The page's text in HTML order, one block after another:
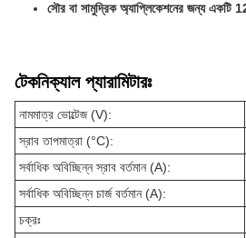
সৌর বা সামুদ্রিক অ্যাপ্লিকেশনের জন্য একটি 12
টেকনিক্যাল প্যারামিটারঃ
নামমাত্র ভোল্টেজ (V):
স্রাব তাপমাত্রা (°C):
সর্বাধিক অবিচ্ছিন্ন স্রাব বর্তমান (A):
সর্বাধিক অবিচ্ছিন্ন চার্জ বর্তমান (A):
চক্রঃ